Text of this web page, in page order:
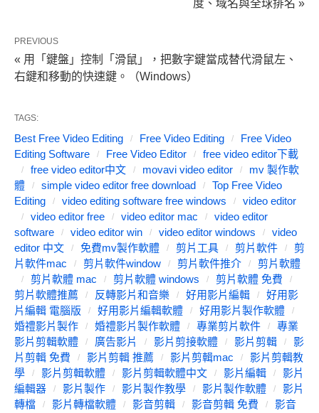
度、域名與全球排名 »
PREVIOUS
« 用「鍵盤」控制「滑鼠」，把數字鍵當成替代滑鼠左、
右鍵和移動的快速鍵。（Windows）
TAGS:
Best Free Video Editing Free Video Editing
Free Video
Editing Software
Free Video Editor
free video editor下載
free video editor中文
movavi video editor
mv 製作軟
體
simple video editor free download
Top Free Video
Editing
video editing software free windows
video editor
video editor free
video editor mac
video editor
software
video editor win video editor windows
video
editor 中文
免費mv製作軟體 剪片工具 剪片軟件
剪
片軟件mac
剪片軟件window 剪片軟件推介
剪片軟體
剪片軟體 mac
剪片軟體 windows
剪片軟體 免費
剪片軟體推薦
反轉影片和音樂 好用影片編輯
好用影
片編輯 電腦版
好用影片編輯軟體
好用影片製作軟體
婚禮影片製作
婚禮影片製作軟體 專業剪片軟件
專業
影片剪輯軟體
廣告影片 影片剪接軟體 影片剪輯
影
片剪輯 免費
影片剪輯 推薦 影片剪輯mac
影片剪輯教
學
影片剪輯軟體 影片剪輯軟體中文 影片編輯
影片
編輯器
影片製作 影片製作教學 影片製作軟體
影片
轉檔
影片轉檔軟體 影音剪輯 影音剪輯 免費
影音